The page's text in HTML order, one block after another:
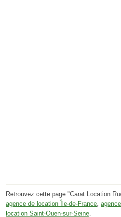
Retrouvez cette page "Carat Location
agence de location Île-de-France,
location Saint-Ouen-sur-Seine.